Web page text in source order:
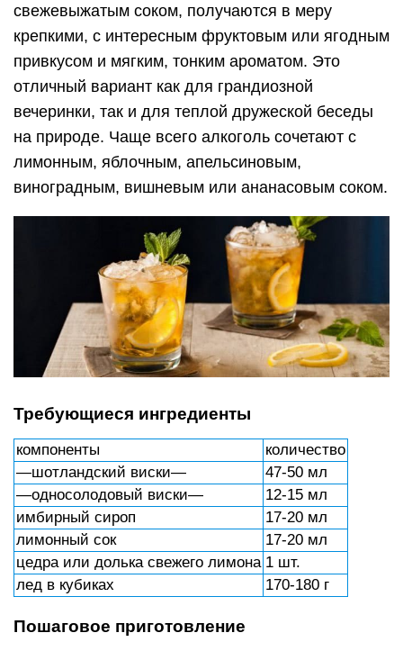
свежевыжатым соком, получаются в меру
крепкими, с интересным фруктовым или ягодным
привкусом и мягким, тонким ароматом. Это
отличный вариант как для грандиозной
вечеринки, так и для теплой дружеской беседы
на природе. Чаще всего алкоголь сочетают с
лимонным, яблочным, апельсиновым,
виноградным, вишневым или ананасовым соком.
Требующиеся ингредиенты
компоненты
количество
—шотландский виски—
47-50 мл
—односолодовый виски—
12-15 мл
имбирный сироп
17-20 мл
лимонный сок
17-20 мл
цедра или долька свежего лимона 1 шт.
лед в кубиках
170-180 г
Пошаговое приготовление